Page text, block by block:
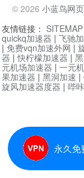
© 2026 小蓝鸟网
永久免
友情链接： SITEMAP
quickq加速器 | 飞驰
| 免费vqn加速外网 |
器 |快柠檬加速器 |
元机场加速器 | 一元
果加速器 | 黑洞加速 |
旋风加速器度器 | 哔